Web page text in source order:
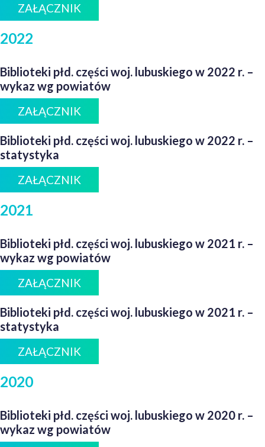
ZAŁĄCZNIK
2022
Biblioteki płd. części woj. lubuskiego w 2022 r. –
wykaz wg powiatów
ZAŁĄCZNIK
Biblioteki płd. części woj. lubuskiego w 2022 r. –
statystyka
ZAŁĄCZNIK
2021
Biblioteki płd. części woj. lubuskiego w 2021 r. –
wykaz wg powiatów
ZAŁĄCZNIK
Biblioteki płd. części woj. lubuskiego w 2021 r. –
statystyka
ZAŁĄCZNIK
2020
Biblioteki płd. części woj. lubuskiego w 2020 r. –
wykaz wg powiatów